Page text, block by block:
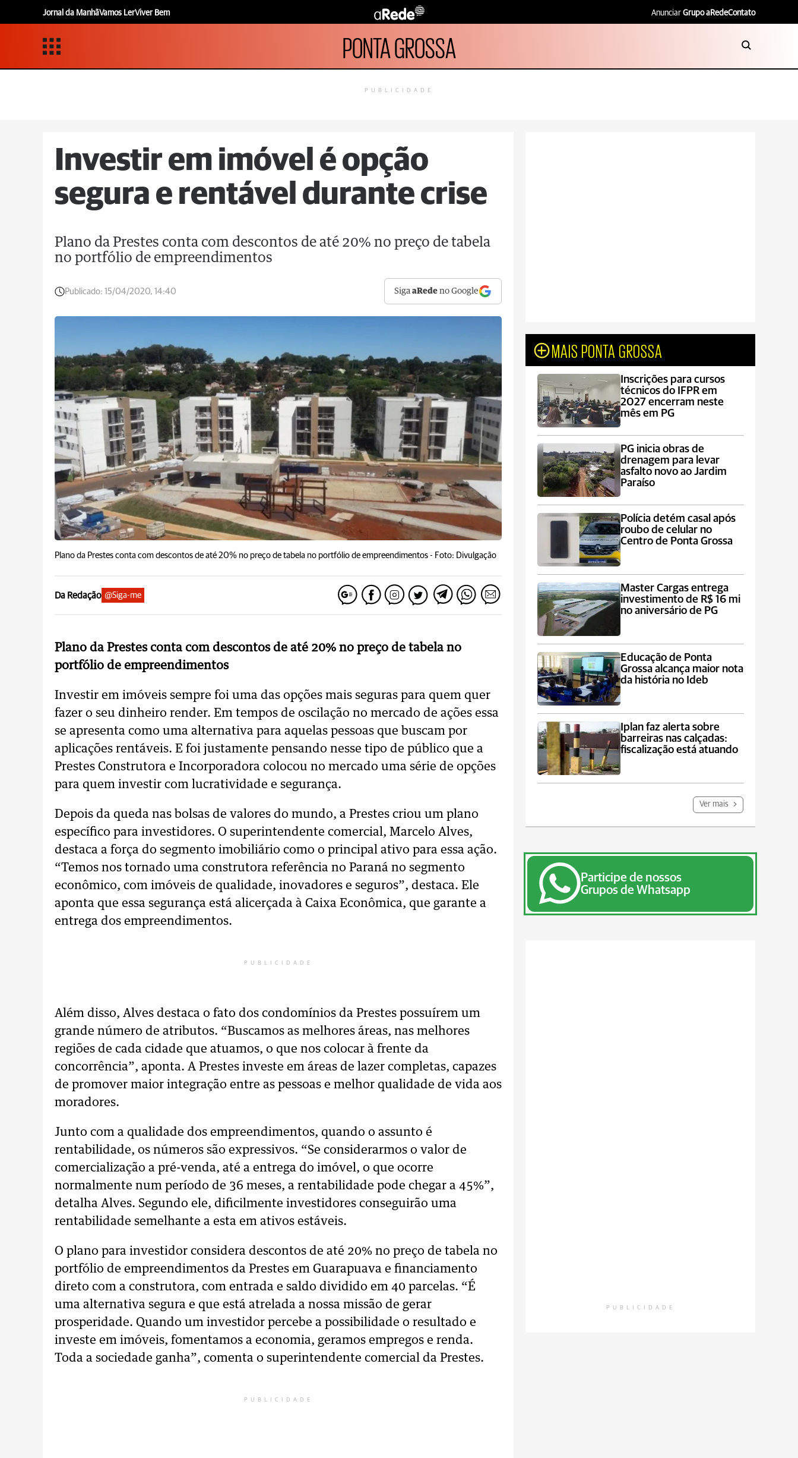
Jornal da ManhãVamos LerViver Bem Anunciar Grupo aRedeContato
PONTA GROSSA
PUBLICIDADE
Investir em imóvel é opção
segura e rentável durante crise
Plano da Prestes conta com descontos de até 20% no preço de tabela
no portfólio de empreendimentos
Publicado: 15/04/2020, 14:40 SigaaRede no Google
Plano da Prestes conta com descontos de até 20% no preço de tabela no portfólio de empreendimentos - Foto: Divulgação
Da Redação @Siga-me
Plano da Prestes conta com descontos de até 20% no preço de tabela no
portfólio de empreendimentos
Investir em imóveis sempre foi uma das opções mais seguras para quem quer
fazer o seu dinheiro render. Em tempos de oscilação no mercado de ações essa
se apresenta como uma alternativa para aquelas pessoas que buscam por
aplicações rentáveis. E foi justamente pensando nesse tipo de público que a
Prestes Construtora e Incorporadora colocou no mercado uma série de opções
para quem investir com lucratividade e segurança.
Depois da queda nas bolsas de valores do mundo, a Prestes criou um plano
específico para investidores. O superintendente comercial, Marcelo Alves,
destaca a força do segmento imobiliário como o principal ativo para essa ação.
“Temos nos tornado uma construtora referência no Paraná no segmento
econômico, com imóveis de qualidade, inovadores e seguros”, destaca. Ele
aponta que essa segurança está alicerçada à Caixa Econômica, que garante a
entrega dos empreendimentos.
PUBLICIDADE
Além disso, Alves destaca o fato dos condomínios da Prestes possuírem um
grande número de atributos. “Buscamos as melhores áreas, nas melhores
regiões de cada cidade que atuamos, o que nos colocar à frente da
concorrência”, aponta. A Prestes investe em áreas de lazer completas, capazes
de promover maior integração entre as pessoas e melhor qualidade de vida aos
moradores.
Junto com a qualidade dos empreendimentos, quando o assunto é
rentabilidade, os números são expressivos. “Se considerarmos o valor de
comercialização a pré-venda, até a entrega do imóvel, o que ocorre
normalmente num período de 36 meses, a rentabilidade pode chegar a 45%”,
detalha Alves. Segundo ele, dificilmente investidores conseguirão uma
rentabilidade semelhante a esta em ativos estáveis.
O plano para investidor considera descontos de até 20% no preço de tabela no
portfólio de empreendimentos da Prestes em Guarapuava e financiamento
direto com a construtora, com entrada e saldo dividido em 40 parcelas. “É
uma alternativa segura e que está atrelada a nossa missão de gerar
prosperidade. Quando um investidor percebe a possibilidade o resultado e
investe em imóveis, fomentamos a economia, geramos empregos e renda.
Toda a sociedade ganha”, comenta o superintendente comercial da Prestes.
PUBLICIDADE
MAIS PONTA GROSSA
Inscrições para cursos
técnicos do IFPR em
2027 encerram neste
mês em PG
PG inicia obras de
drenagem para levar
asfalto novo ao Jardim
Paraíso
Polícia detém casal após
roubo de celular no
Centro de Ponta Grossa
Master Cargas entrega
investimento de R$ 16 mi
no aniversário de PG
Educação de Ponta
Grossa alcança maior nota
da história no Ideb
Iplan faz alerta sobre
barreiras nas calçadas:
fiscalização está atuando
Ver mais
Participe de nossos
Grupos de Whatsapp
PUBLICIDADE